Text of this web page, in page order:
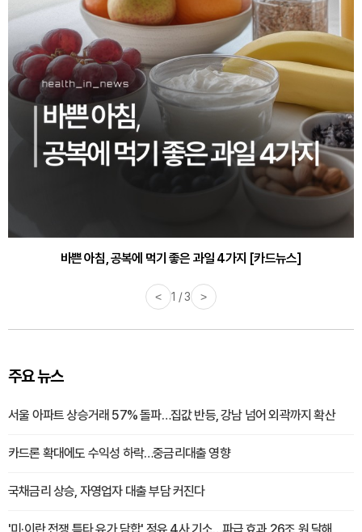
바쁜 아침, 공복에 먹기 좋은 과일 4가지 [카드뉴스]
< 1 / 3 >
주요 뉴스
서울 아파트 상승거래 57% 돌파…집값 반등, 강남 넘어 외곽까지 확산
카드론 확대에도 수익성 하락…중금리대출 영향
국채금리 상승, 자영업자 대출 부담 커진다
'미·이란 전쟁 틈타 유가 담합' 정유 4사 기소…파급 효과 26조 원 달해